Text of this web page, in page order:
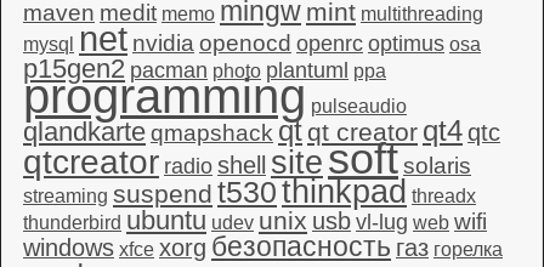
maven medit memo mingw mint multithreading
mysql
net nvidia openocd openrc optimus osa
p15gen2 pacman photo plantuml ppa
programming pulseaudio
qlandkarteqmapshack qt qt creator qt4qtc
qtcreator radio shell sitesoftsolaris
streaming suspend t530thinkpad threadx
thunderbird ubuntu udev unix usb vl-lug web wifi
windows xfce xorg безопасность газ горелка